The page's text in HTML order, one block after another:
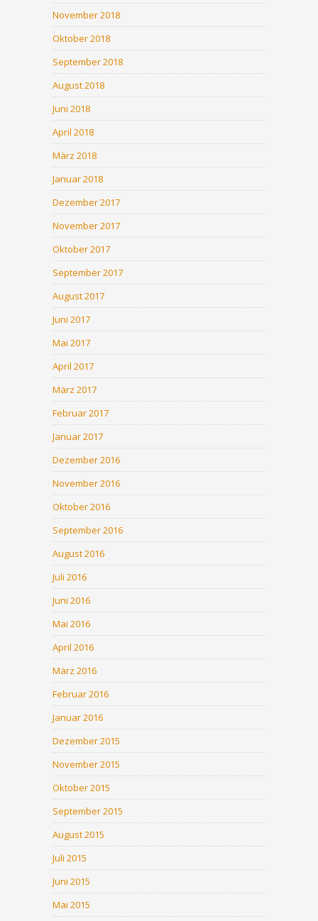
November 2018
Oktober 2018
September 2018
August 2018
Juni 2018
April 2018
März 2018
Januar 2018
Dezember 2017
November 2017
Oktober 2017
September 2017
August 2017
Juni 2017
Mai 2017
April 2017
März 2017
Februar 2017
Januar 2017
Dezember 2016
November 2016
Oktober 2016
September 2016
August 2016
Juli 2016
Juni 2016
Mai 2016
April 2016
März 2016
Februar 2016
Januar 2016
Dezember 2015
November 2015
Oktober 2015
September 2015
August 2015
Juli 2015
Juni 2015
Mai 2015